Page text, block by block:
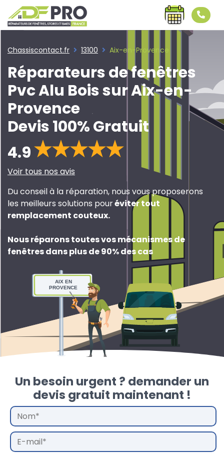
Chassiscontact.fr 13100 Aix-en-Provence
Réparateurs de fenêtres
Pvc Alu Bois sur Aix-en-
Provence
Devis 100% Gratuit
4.9
Voir tous nos avis
Du conseil à la réparation, nous vous proposerons
les meilleurs solutions pouréviter tout
remplacement couteux.
Nous réparons toutes vos mécanismes de
fenêtres dans plus de 90% des cas
AIX EN
PROVENCE
Un besoin urgent ? demander un
devis gratuit maintenant !